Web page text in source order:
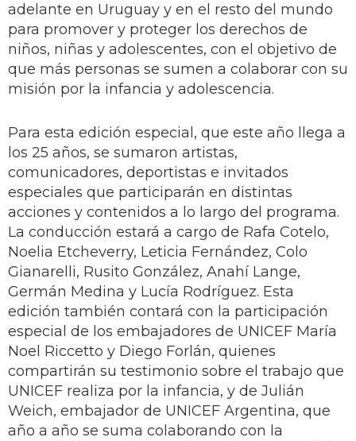
adelante en Uruguay y en el resto del mundo
para promover y proteger los derechos de
niños, niñas y adolescentes, con el objetivo de
que más personas se sumen a colaborar con su
misión por la infancia y adolescencia.
Para esta edición especial, que este año llega a
los 25 años, se sumaron artistas,
comunicadores, deportistas e invitados
especiales que participarán en distintas
acciones y contenidos a lo largo del programa.
La conducción estará a cargo de Rafa Cotelo,
Noelia Etcheverry, Leticia Fernández, Colo
Gianarelli, Rusito González, Anahí Lange,
Germán Medina y Lucía Rodríguez. Esta
edición también contará con la participación
especial de los embajadores de UNICEF María
Noel Riccetto y Diego Forlán, quienes
compartirán su testimonio sobre el trabajo que
UNICEF realiza por la infancia, y de Julián
Weich, embajador de UNICEF Argentina, que
año a año se suma colaborando con la